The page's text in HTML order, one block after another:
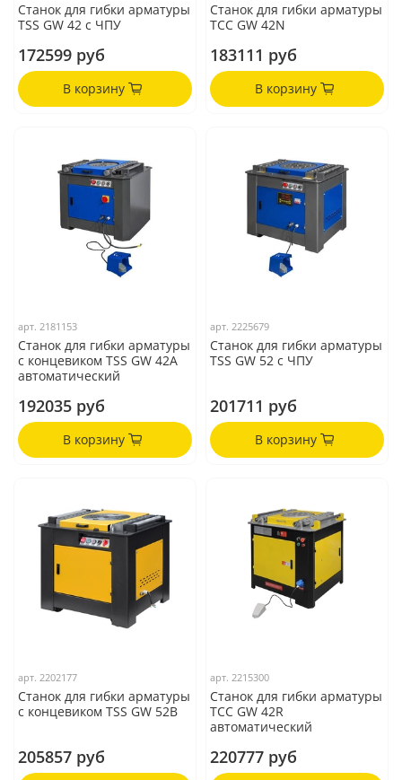
Станок для гибки арматуры
TSS GW 42 c ЧПУ
172599 руб
В корзину
Станок для гибки арматуры
ТСС GW 42N
183111 руб
В корзину
арт. 2181153
Станок для гибки арматуры
с концевиком TSS GW 42A
автоматический
192035 руб
В корзину
арт. 2225679
Станок для гибки арматуры
TSS GW 52 с ЧПУ
201711 руб
В корзину
арт. 2202177
Станок для гибки арматуры
с концевиком TSS GW 52В
205857 руб
арт. 2215300
Станок для гибки арматуры
ТСС GW 42R
автоматический
220777 руб